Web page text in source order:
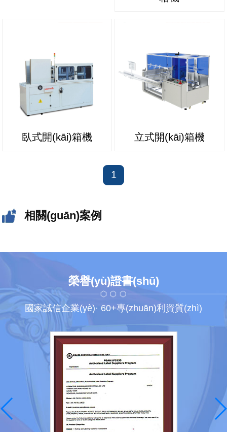
臥式開(kāi)箱機 立式開(kāi)箱機
1
相關(guān)案例
榮譽(yù)證書(shū)
國家誠信企業(yè)· 60+專(zhuān)利資質(zhì)